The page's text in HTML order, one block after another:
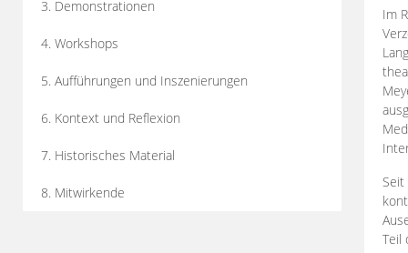
3. Demonstrationen
4. Workshops
5. Aufführungen und Inszenierungen
6. Kontext und Reflexion
7. Historisches Material
8. Mitwirkende
Im
Teil